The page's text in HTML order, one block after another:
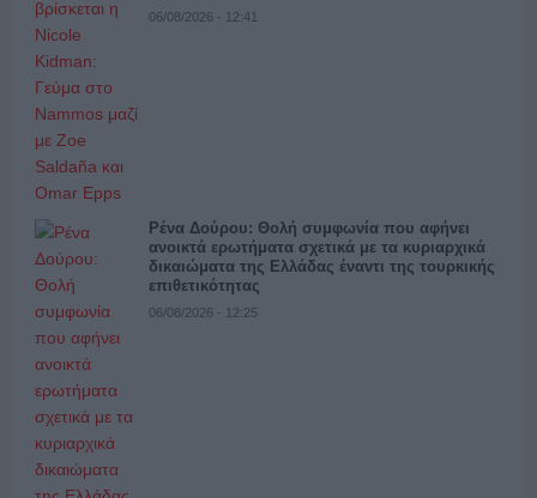
06/08/2026 - 12:41
Ρένα Δούρου: Θολή συμφωνία που αφήνει
ανοικτά ερωτήματα σχετικά με τα κυριαρχικά
δικαιώματα της Ελλάδας έναντι της τουρκικής
επιθετικότητας
06/08/2026 - 12:25